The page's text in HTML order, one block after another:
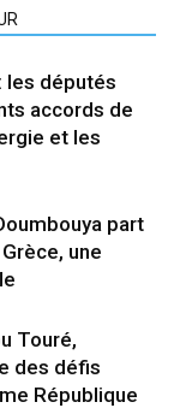
les députés
accords de
et les
part
une
Touré,
des défis
République